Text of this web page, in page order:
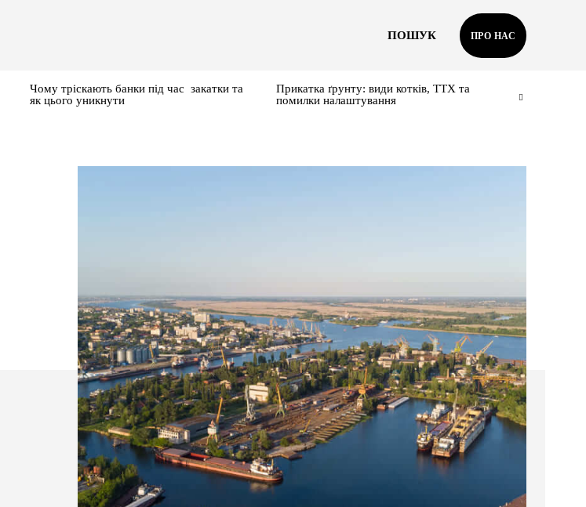
ПОШУК ПРО НАС
Чому тріскають банки під час закатки та
як цього уникнути
Прикатка ґрунту: види котків, ТТХ та
помилки налаштування